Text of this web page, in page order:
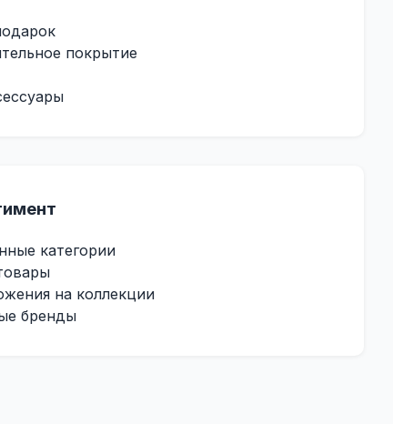
покрытие
категории
на коллекции
бренды